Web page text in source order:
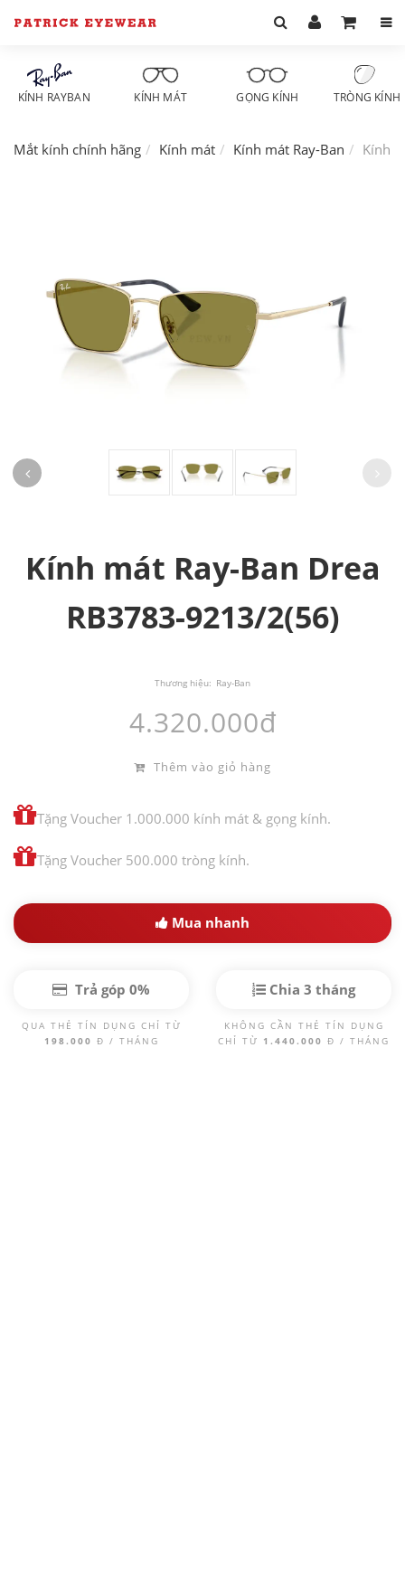
KÍNH RAYBAN KÍNH MÁT GỌNG KÍNH TRÒNG KÍNH
Mắt kính chính hãng Kính mát Kính mát Ray-Ban Kính
Kính mát Ray-Ban Drea
RB3783-9213/2(56)
Thương hiệu: Ray-Ban
4.320.000đ
Thêm vào giỏ hàng
Tặng Voucher 1.000.000 kính mát & gọng kính.
Tặng Voucher 500.000 tròng kính.
Mua nhanh
Trả góp 0%
QUA THẺ TÍN DỤNG CHỈ TỪ
198.000 Đ / THÁNG
Chia 3 tháng
KHÔNG CẦN THẺ TÍN DỤNG
CHỈ TỪ 1.440.000 Đ / THÁNG